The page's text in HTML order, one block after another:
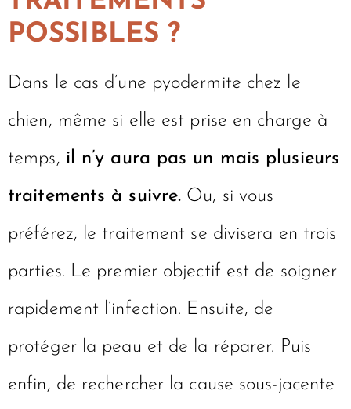
POSSIBLES ?
Dans le cas d’une pyodermite chez le
chien, même si elle est prise en charge à
temps, il n’y aura pas un mais plusieurs
traitements à suivre. Ou, si vous
préférez, le traitement se divisera en trois
parties. Le premier objectif est de soigner
rapidement l’infection. Ensuite, de
protéger la peau et de la réparer. Puis
enfin, de rechercher la cause sous-jacente